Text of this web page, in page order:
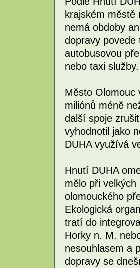
krajském
nemá obdoby
dopravy
autobusovou
nebo taxi služby.
Město Olomouc
miliónů méně
další spoje
vyhodnotil jako
DUHA využívá
Hnutí DUHA
mělo při
olomouckého
Ekologická
tratí do
Horky n. M.
nesouhlasem a
dopravy se